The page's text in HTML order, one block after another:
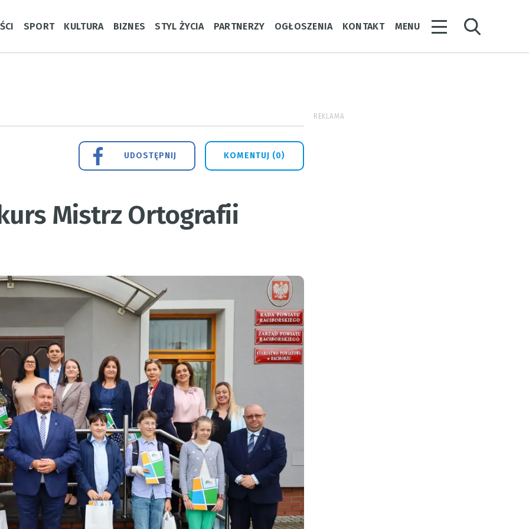
SPORT KULTURA BIZNES STYL ŻYCIA PARTNERZY OGŁOSZENIA KONTAKT MENU
KOMENTUJ (0)
UDOSTĘPNIJ
Mistrz Ortografii
REKLAMA